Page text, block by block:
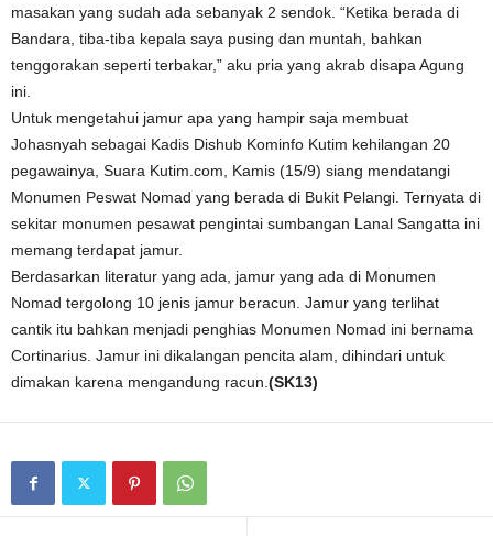
masakan yang sudah ada sebanyak 2 sendok. “Ketika berada di
Bandara, tiba-tiba kepala saya pusing dan muntah, bahkan
tenggorakan seperti terbakar,” aku pria yang akrab disapa Agung
ini.
Untuk mengetahui jamur apa yang hampir saja membuat
Johasnyah sebagai Kadis Dishub Kominfo Kutim kehilangan 20
pegawainya, Suara Kutim.com, Kamis (15/9) siang mendatangi
Monumen Peswat Nomad yang berada di Bukit Pelangi. Ternyata di
sekitar monumen pesawat pengintai sumbangan Lanal Sangatta ini
memang terdapat jamur.
Berdasarkan literatur yang ada, jamur yang ada di Monumen
Nomad tergolong 10 jenis jamur beracun. Jamur yang terlihat
cantik itu bahkan menjadi penghias Monumen Nomad ini bernama
Cortinarius. Jamur ini dikalangan pencita alam, dihindari untuk
dimakan karena mengandung racun. (SK13)